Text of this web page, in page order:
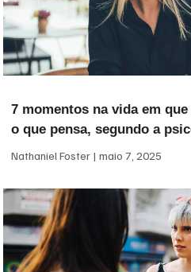
7 momentos na vida em
o que pensa, segundo a
Nathaniel Foster maio 7, 2025